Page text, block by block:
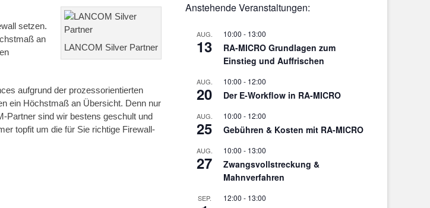
LANCOM Silver Partner
setzen.
an
aufgrund der prozessorientierten
ein Höchstmaß an Übersicht. Denn nur
Partner sind wir bestens geschult und
topfit um die für Sie richtige Firewall-
Anstehende Veranstaltungen:
AUG.
13
10:00 - 13:00
RA-MICRO Grundlagen zum
Einstieg und Auffrischen
AUG.
20
10:00 - 12:00
Der E-Workflow in RA-MICRO
AUG.
25
10:00 - 12:00
Gebühren & Kosten mit RA-MICRO
AUG.
27
10:00 - 13:00
Zwangsvollstreckung &
Mahnverfahren
SEP. 12:00 - 13:00